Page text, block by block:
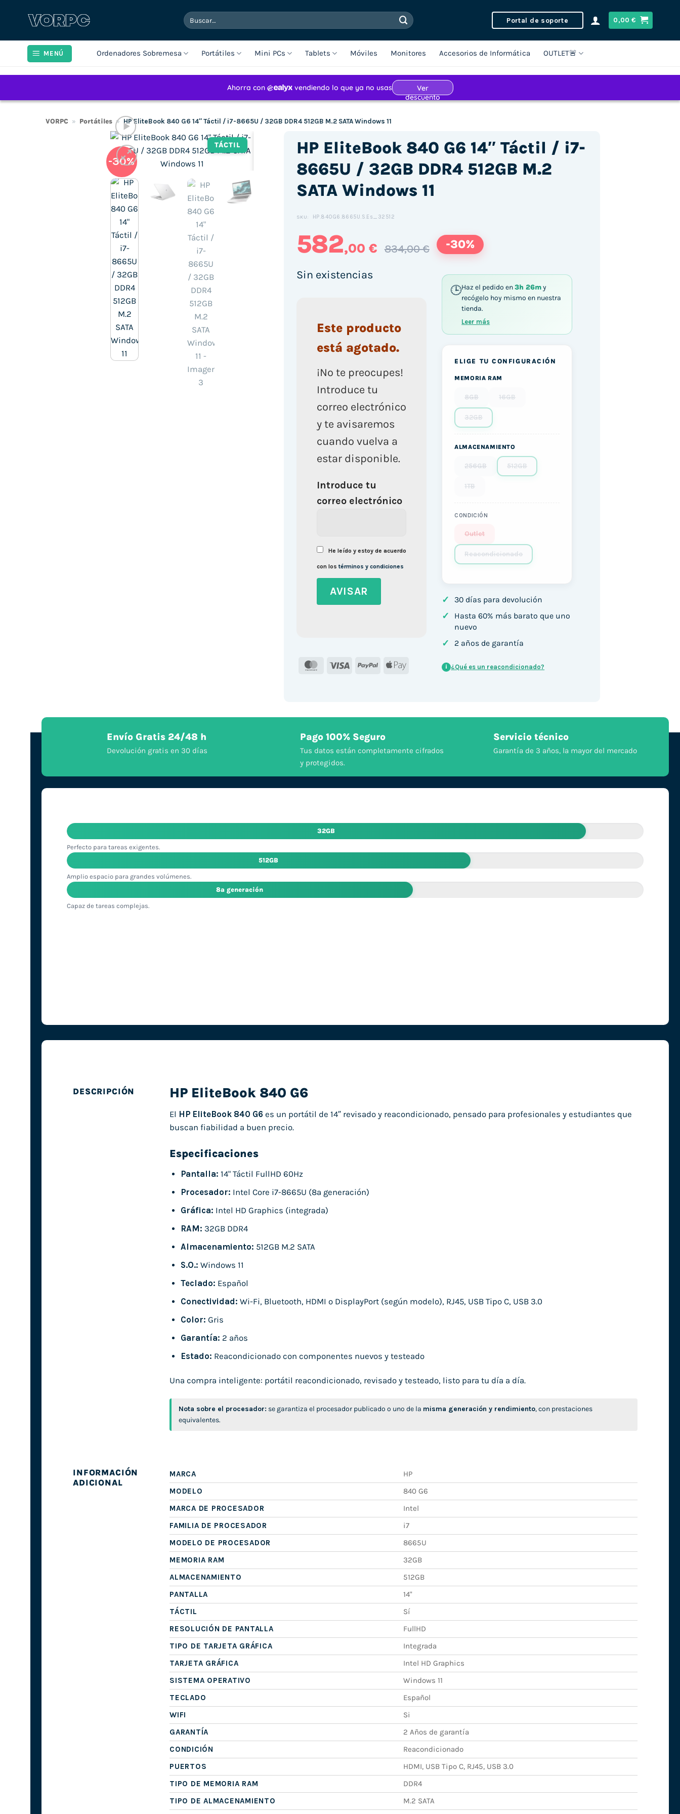
Buscar
por:
Portal de soporte 0,00€
MENÚ Ordenadores Sobremesa Portátiles Mini PCs Tablets Móviles Monitores Accesorios de Informática OUTLET🚨
VORPC » Portátiles » HP EliteBook 840 G6 14″ Táctil / i7-8665U / 32GB DDR4 512GB M.2 SATA Windows 11
TÁCTIL
-30%
Haz clic para aceptar cookies de
contenido (Translation error)
HP EliteBook 840 G6 14″ Táctil / i7-
8665U / 32GB DDR4 512GB M.2
SATA Windows 11
SKU: HP.840G6.8665U.S.Es_32512
582,00 € 834,00 € -30%
Sin existencias
Este producto
está agotado.
¡No te preocupes!
Introduce tu
correo electrónico
y te avisaremos
cuando vuelva a
estar disponible.
Introduce tu
correo electrónico
He leído y estoy de acuerdo
con lostérminos y condiciones
MasterCard
Visa PayPal Apple
Haz el pedido en3h 26my
recógelo hoy mismo en nuestra
tienda.
Leer más
ELIGE TU CONFIGURACIÓN
MEMORIA RAM
8GB 16GB
32GB
ALMACENAMIENTO
256GB 512GB
1TB
CONDICIÓN
Outlet
Reacondicionado
✓ 30 días para devolución
✓
Hasta 60% más barato que uno
nuevo
✓ 2 años de garantía
i ¿Qué es un reacondicionado?
Envío Gratis 24/48 h
Devolución gratis en 30 días
Pago 100% Seguro
Tus datos están completamente cifrados
y protegidos.
Servicio técnico
Garantía de 3 años, la mayor del mercado
32GB
Perfecto para tareas exigentes.
512GB
Amplio espacio para grandes volúmenes.
8ª generación
Capaz de tareas complejas.
DESCRIPCIÓN HP EliteBook 840 G6
El HP EliteBook 840 G6 es un portátil de 14″ revisado y reacondicionado, pensado para profesionales y estudiantes que
buscan fiabilidad a buen precio.
Especificaciones
Pantalla: 14" Táctil FullHD 60Hz
Procesador: Intel Core i7-8665U (8ª generación)
Gráfica: Intel HD Graphics (integrada)
RAM: 32GB DDR4
Almacenamiento: 512GB M.2 SATA
S.O.: Windows 11
Teclado: Español
Conectividad: Wi-Fi, Bluetooth, HDMI o DisplayPort (según modelo), RJ45, USB Tipo C, USB 3.0
Color: Gris
Garantía: 2 años
Estado: Reacondicionado con componentes nuevos y testeado
Una compra inteligente: portátil reacondicionado, revisado y testeado, listo para tu día a día.
Nota sobre el procesador: se garantiza el procesador publicado o uno de la misma generación y rendimiento, con prestaciones
equivalentes.
INFORMACIÓN
ADICIONAL
MARCA
HP
MODELO
840 G6
MARCA DE PROCESADOR
Intel
FAMILIA DE PROCESADOR
i7
MODELO DE PROCESADOR
8665U
MEMORIA RAM
32GB
ALMACENAMIENTO
512GB
PANTALLA
14"
TÁCTIL
Sí
RESOLUCIÓN DE PANTALLA
FullHD
TIPO DE TARJETA GRÁFICA
Integrada
TARJETA GRÁFICA
Intel HD Graphics
SISTEMA OPERATIVO
Windows 11
TECLADO
Español
WIFI
Si
GARANTÍA
2 Años de garantía
CONDICIÓN
Reacondicionado
PUERTOS
HDMI, USB Tipo C, RJ45, USB 3.0
TIPO DE MEMORIA RAM
DDR4
TIPO DE ALMACENAMIENTO
M.2 SATA